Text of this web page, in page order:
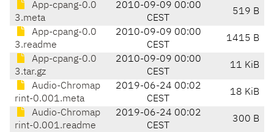
App-cpang-0.0
3.meta
2010-09-09 00:00
CEST
519 B
App-cpang-0.0
3.readme
2010-09-09 00:00
CEST
1415 B
App-cpang-0.0
3.tar.gz
2010-09-09 00:00
CEST
11 KiB
Audio-Chromap
rint-0.001.meta
2019-06-24 00:02
CEST
18 KiB
Audio-Chromap
rint-0.001.readme
2019-06-24 00:02
CEST
300 B